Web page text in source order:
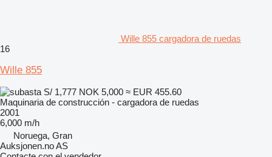
Wille 855 cargadora de ruedas
16
Wille 855
S/ 1,777 NOK 5,000 ≈ EUR 455.60
Maquinaria de construcción - cargadora de ruedas
2001
6,000 m/h
Noruega, Gran
Auksjonen.no AS